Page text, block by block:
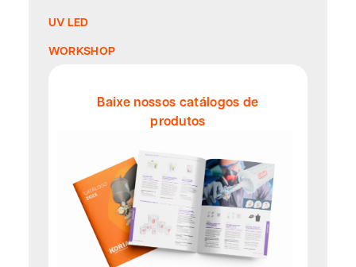
UV LED
WORKSHOP
Baixe nossos catálogos de
produtos